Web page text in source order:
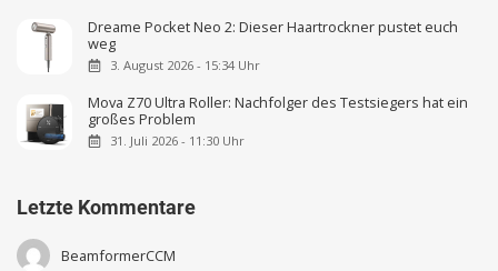
Dreame Pocket Neo 2: Dieser Haartrockner pustet euch
weg
3. August 2026 - 15:34 Uhr
Mova Z70 Ultra Roller: Nachfolger des Testsiegers hat ein
großes Problem
31. Juli 2026 - 11:30 Uhr
Letzte Kommentare
BeamformerCCM